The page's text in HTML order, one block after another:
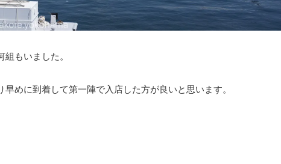
もいました。
めに到着して第一陣で入店した方が良いと思います。